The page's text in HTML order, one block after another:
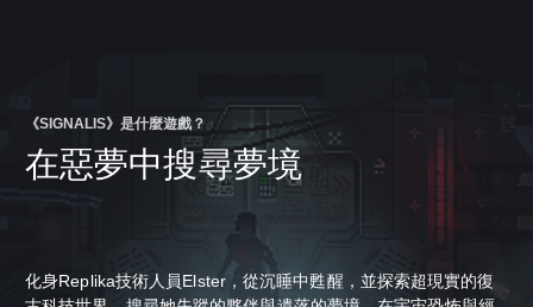
《SIGNALIS》是什麼遊戲？
在惡夢中搜尋夢境
化身Replika技術人員Elster，從沉睡中甦醒，並探索超現實的復